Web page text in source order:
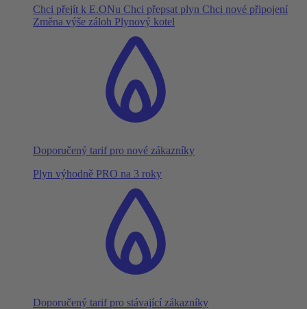
Chci přejít k E.ONu Chci přepsat plyn Chci nové připojení
Změna výše záloh Plynový kotel
Doporučený tarif pro nové zákazníky
Plyn výhodně PRO na 3 roky
Doporučený tarif pro stávající zákazníky